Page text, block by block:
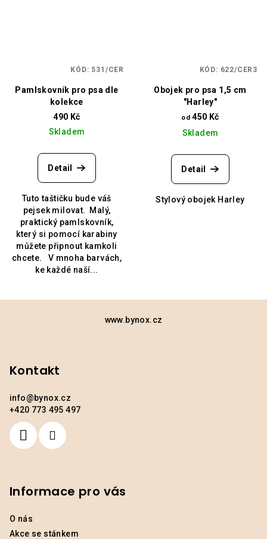
Pamlskovník pro psa dle
kolekce
490 Kč
Skladem
Detail
Tuto taštičku bude váš
pejsek milovat. Malý,
praktický pamlskovník,
který si pomocí karabiny
můžete připnout kamkoli
chcete. V mnoha barvách,
ke každé naší...
KÓD: 531/CER
Obojek pro psa 1,5 cm
"Harley"
od 450 Kč
Skladem
Detail
Stylový obojek Harley
KÓD: 622/CER3
www.bynox.cz
Kontakt
info@bynox.cz
+420 773 495 497
Informace pro vás
O nás
Akce se stánkem